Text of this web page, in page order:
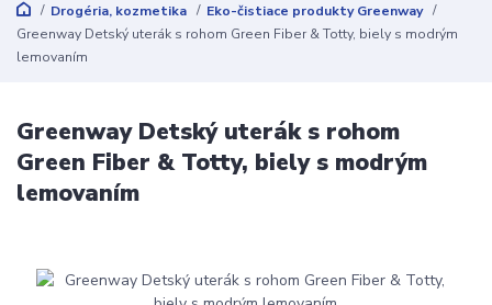
Drogéria, kozmetika
Eko-čistiace produkty Greenway
Greenway Detský uterák s rohom Green Fiber & Totty, biely s modrým
lemovaním
Greenway Detský uterák s rohom
Green Fiber & Totty, biely s modrým
lemovaním